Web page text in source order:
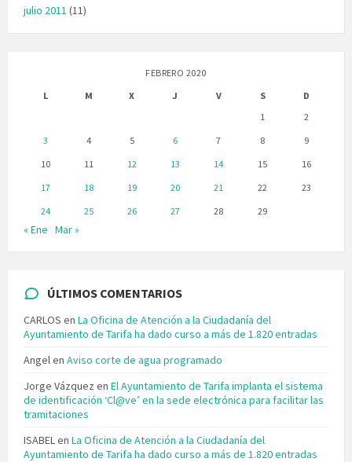
julio 2011 (11)
FEBRERO 2020
L
M X J V S
D
1
2
3
4 5 6 7 8
9
10
11 12 13 14 15
16
17
18 19 20 21 22
23
24
25 26 27 28 29
« Ene Mar »
ÚLTIMOS COMENTARIOS
CARLOS en La Oficina de Atención a la Ciudadanía del
Ayuntamiento de Tarifa ha dado curso a más de 1.820 entradas
Angelen Aviso corte de agua programado
Jorge Vázquez en El Ayuntamiento de Tarifa implanta el sistema
de identificación ‘Cl@ve’ en la sede electrónica para facilitar las
tramitaciones
ISABELen La Oficina de Atención a la Ciudadanía del
Ayuntamiento de Tarifa ha dado curso a más de 1.820 entradas